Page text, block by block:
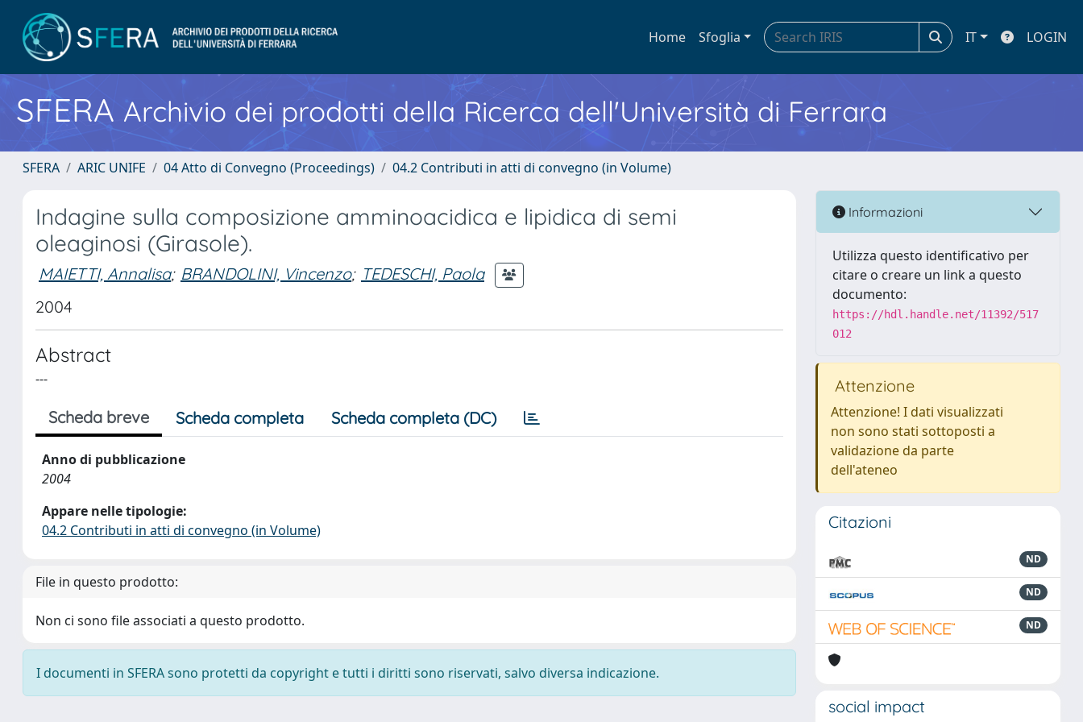
Home Sfoglia IT LOGIN
SFERA Archivio dei prodotti della Ricerca dell'Università di Ferrara
SFERA ARIC UNIFE 04 Atto di Convegno (Proceedings) 04.2 Contributi in atti di convegno (in Volume)
Indagine sulla composizione amminoacidica e lipidica di semi
oleaginosi (Girasole).
MAIETTI, Annalisa; BRANDOLINI, Vincenzo; TEDESCHI, Paola
2004
Abstract
---
Scheda breve Scheda completa Scheda completa (DC)
Anno di pubblicazione
2004
Appare nelle tipologie:
04.2 Contributi in atti di convegno (in Volume)
File in questo prodotto:
Non ci sono file associati a questo prodotto.
I documenti in SFERA sono protetti da copyright e tutti i diritti sono riservati, salvo diversa indicazione.
Informazioni
Utilizza questo identificativo per
citare o creare un link a questo
documento:
https://hdl.handle.net/11392/517
012
Attenzione
Attenzione! I dati visualizzati
non sono stati sottoposti a
validazione da parte
dell'ateneo
Citazioni
ND
ND
ND
social impact